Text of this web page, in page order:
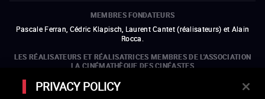
MEMBRES FONDATEURS
Pascale Ferran, Cédric Klapisch, Laurent Cantet (réalisateurs) et Alain
Rocca.
LES RÉALISATEURS ET RÉALISATRICES MEMBRES DE L'ASSOCIATION
LA CINÉMATHÈQUE DES CINÉASTES
Olivier Assayas, Bertrand Bonello, Michel Hazanavicius (représentant de
l'ARP), Rebecca Zlotowski et Mikael Buch (représentant de la SRF)
PRIVACY POLICY